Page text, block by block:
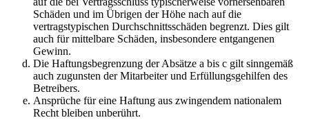
Schäden und im Übrigen der Höhe nach auf die
vertragstypischen Durchschnittsschäden begrenzt. Dies gilt
auch für mittelbare Schäden, insbesondere entgangenen
Gewinn.
Die Haftungsbegrenzung der Absätze a bis c gilt sinngemäß
auch zugunsten der Mitarbeiter und Erfüllungsgehilfen des
Betreibers.
Ansprüche für eine Haftung aus zwingendem nationalem
Recht bleiben unberührt.